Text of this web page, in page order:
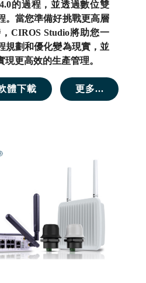
的過程，並透過數位雙
。當您準備好挑戰更高層
CIROS Studio將助您一
規劃和優化變為現實，並
更高效的生產管理。
體下載 更多...